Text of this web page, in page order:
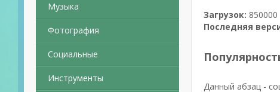
Музыка
Фотография
Социальные
Инструменты
Загрузок: 850000
Последняя
Данный абзац -